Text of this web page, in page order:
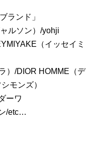
ランド」
ルソン）/yohji
（イッセイミ
）/DIOR HOMME（デ
モンズ）
ーワ
/etc…